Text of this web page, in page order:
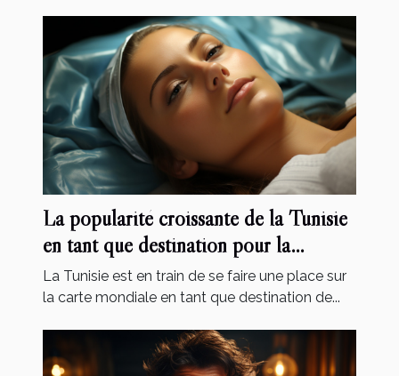
La popularité croissante de la Tunisie
en tant que destination pour la
chirurgie esthétique
La Tunisie est en train de se faire une place sur
la carte mondiale en tant que destination de...